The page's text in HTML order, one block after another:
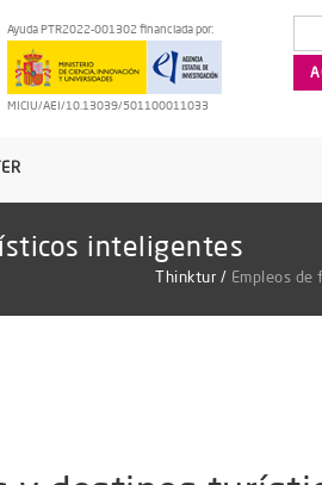
Ayuda PTR2022-001302 financiada por:
MICIU/AEI/10.13039/501100011033
inteligentes
Thinktur / Empleos